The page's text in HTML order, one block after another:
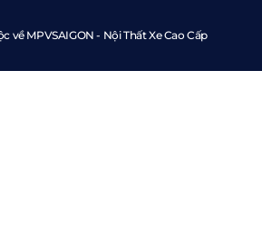
về MPVSAIGON - Nội Thất Xe Cao Cấp